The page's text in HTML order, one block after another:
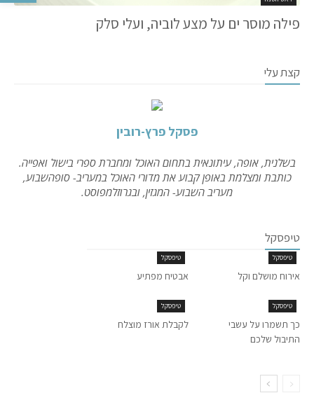
פילה מוסר ים על מצע לוביה, ועלי סלק
קצת עלי
פסקל פרץ-רובין
בשלנית, אופה, עיתונאית בתחום האוכל ומחברת ספרי בישול ואפייה.
כותבת ומצלמת באופן קבוע את מדורי האוכל במעריב- סופהשבוע,
מעריב השבוע- המגזין, ובגרוזלמפוסט.
טיפסקל
טיפסקל
אירוח מושלם וקל
טיפסקל
אבטיח מפתיע
טיפסקל
כך תשמרו על עשבי
התיבול שלכם
טיפסקל
לקבלת אורז מוצלח